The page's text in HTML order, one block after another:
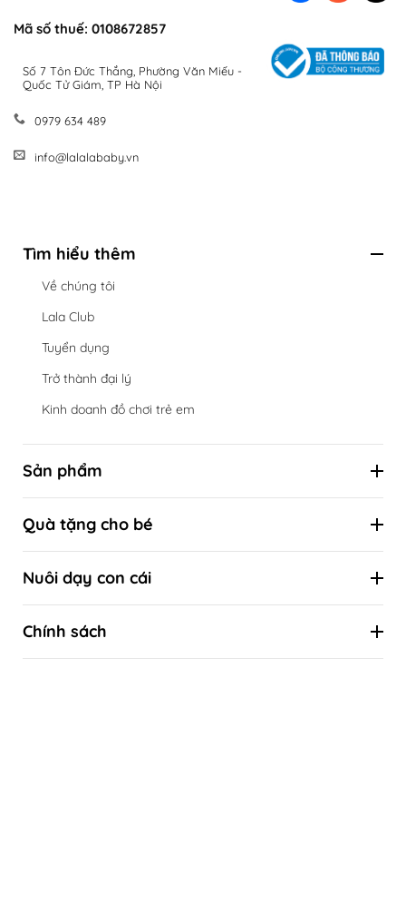
Mã số thuế: 0108672857
Số 7 Tôn Đức Thắng, Phường Văn Miếu -
Quốc Tử Giám, TP Hà Nội
0979 634 489
info@lalalababy.vn
Tìm hiểu thêm
Về chúng tôi
Lala Club
Tuyển dụng
Trở thành đại lý
Kinh doanh đồ chơi trẻ em
Sản phẩm
Hộp đồ chơi định kỳ theo cột mốc phát triển
Đồ chơi theo tuổi
Quà tặng cho bé
Combo ưu đãi
Quà tặng sinh nhật
Nuôi dạy con cái
Kiến thức nuôi con khoa học
Kiến thức khoa học về sự phát triển của trẻ
Chính sách
Liên hệ